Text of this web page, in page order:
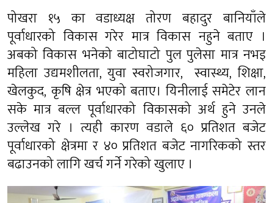
पोखरा १५ का वडाध्यक्ष तोरण बहादुर बानियाँले
पूर्वाधारको विकास गरेर मात्र विकास नहुने बताए ।
अबको विकास भनेको बाटोघाटो पुल पुलेसा मात्र नभइ
महिला उद्यमशीलता, युवा स्वरोजगार, स्वास्थ्य, शिक्षा,
खेलकुद, कृषि क्षेत्र भएको बताए। यिनीलाई समेटेर लान
सके मात्र बल्ल पूर्वाधारको विकासको अर्थ हुने उनले
उल्लेख गरे । त्यही कारण वडाले ६० प्रतिशत बजेट
पूर्वाधारको क्षेत्रमा र ४० प्रतिशत बजेट नागरिकको स्तर
बढाउनको लागि खर्च गर्ने गरेको खुलाए ।